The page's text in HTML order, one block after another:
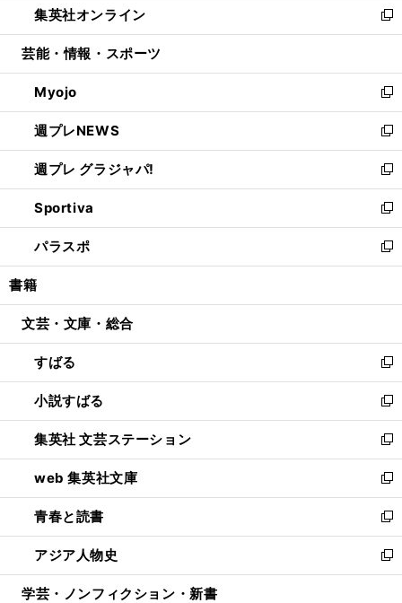
く
で
開
ド
ウ
開
く
ィ
ン
ウ
で
開
く
い
ウ
ン
ド
ウ
で
開
く
集英社オンライン
新
し
ウ
ィ
ン
ド
ウ
で
開
く
芸能・情報・スポーツ
Myojo
新
し
い
ウ
ィ
ン
ド
ウ
で
開
週プレNEWS
新
し
い
ウ
ィ
ン
ド
ウ
開
週プレ グラジャパ!
新
し
い
ウ
ィ
ン
ウ
開
く
Sportiva
新
し
い
ウ
ン
ウ
で
開
く
パラスポ
新
し
ウ
ン
ド
ウ
で
開
く
書籍
文芸・文庫・総合
すばる
新
し
い
ウ
ィ
ン
ド
ウ
で
開
く
小説すばる
新
し
い
ウ
ィ
ン
ド
ウ
で
開
集英社 文芸ステーション
新
し
い
ウ
ィ
ン
ド
ウ
web 集英社文庫
新
し
い
ウ
ィ
ン
青春と読書
新
し
い
ウ
アジア人物史
新
し
学芸・ノンフィクション・新書